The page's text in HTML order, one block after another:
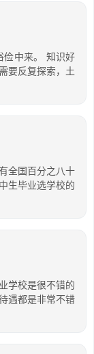
俭中来。 知识好
要反复探索，土
全国百分之八十
生毕业选学校的
学校是很不错的
遇都是非常不错